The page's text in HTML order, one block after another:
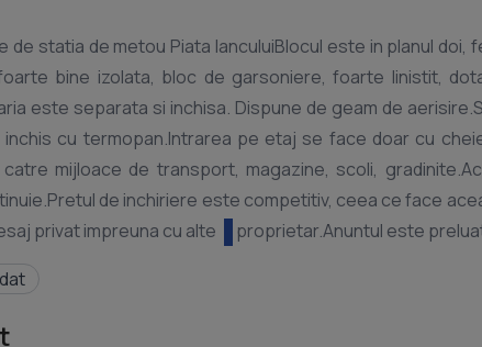
de statia de metou Piata IanculuiBlocul este in planul
bine izolata, bloc de garsoniere, foarte linistit,
este separata si inchisa. Dispune de geam de
inchis cu termopan.Intrarea pe etaj se face doar cu
mijloace de transport, magazine, scoli,
de inchiriere este competitiv, ceea ce face
privat impreuna cu alte